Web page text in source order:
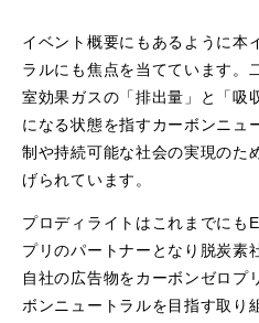
イベント概要にもあるように本
ラルにも焦点を当てています。
室効果ガスの「排出量」と「吸
になる状態を指すカーボンニュ
制や持続可能な社会の実現のた
げられています。
プロディライトはこれまでにも
プリのパートナーとなり脱炭素
自社の広告物をカーボンゼロプ
ボンニュートラルを目指す取り